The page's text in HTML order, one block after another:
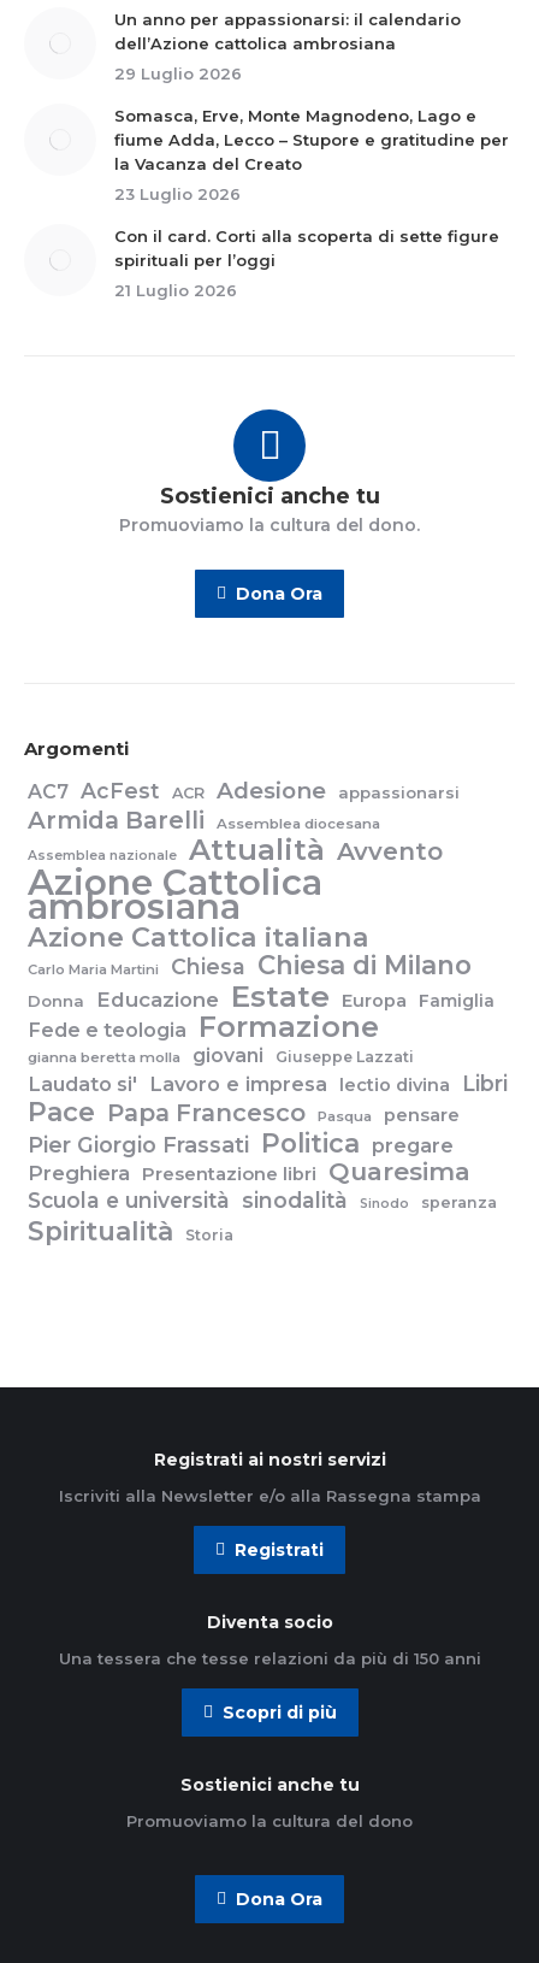
Un anno per appassionarsi: il calendario
dell’Azione cattolica ambrosiana
29 Luglio 2026
Somasca, Erve, Monte Magnodeno, Lago e
fiume Adda, Lecco – Stupore e gratitudine per
la Vacanza del Creato
23 Luglio 2026
Con il card. Corti alla scoperta di sette figure
spirituali per l’oggi
21 Luglio 2026
Sostienici anche tu
Promuoviamo la cultura del dono.
Dona Ora
Argomenti
AC7 AcFest ACR Adesione appassionarsi
Armida Barelli Assemblea diocesana
Assemblea nazionale Attualità Avvento
Azione Cattolica
ambrosiana
Azione Cattolica italiana
Carlo Maria Martini Chiesa Chiesa di Milano
Donna Educazione Estate Europa Famiglia
Fede e teologia Formazione
gianna beretta molla giovani Giuseppe Lazzati
Laudato si' Lavoro e impresa lectio divina Libri
Pace Papa Francesco Pasqua pensare
Pier Giorgio Frassati Politica pregare
Preghiera
Presentazione libri Quaresima
Scuola e università sinodalità Sinodo speranza
Spiritualità Storia
Registrati ai nostri servizi
Iscriviti alla Newsletter e/o alla Rassegna stampa
Registrati
Diventa socio
Una tessera che tesse relazioni da più di 150 anni
Scopri di più
Sostienici anche tu
Promuoviamo la cultura del dono
Dona Ora